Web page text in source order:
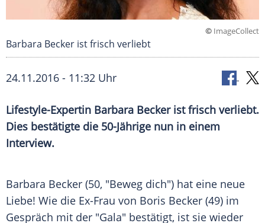
© ImageCollect
Barbara Becker ist frisch verliebt
24.11.2016 - 11:32 Uhr
Lifestyle-Expertin Barbara Becker ist frisch verliebt.
Dies bestätigte die 50-Jährige nun in einem
Interview.
Barbara Becker (50, "Beweg dich") hat eine neue
Liebe! Wie die Ex-Frau von Boris Becker (49) im
Gespräch mit der "Gala" bestätigt, ist sie wieder